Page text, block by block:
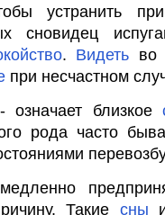
устранить
сновидец
. Видеть во
при несчастном
означает близкое
рода часто
Такие сны